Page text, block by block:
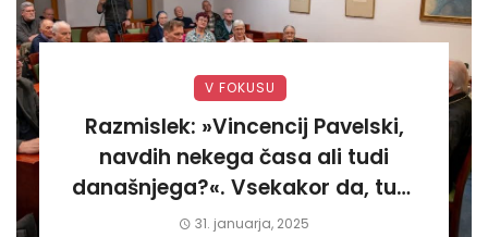
V FOKUSU
Razmislek: »Vincencij Pavelski,
navdih nekega časa ali tudi
današnjega?«. Vsekakor da, tudi
današnjega«
31. januarja, 2025